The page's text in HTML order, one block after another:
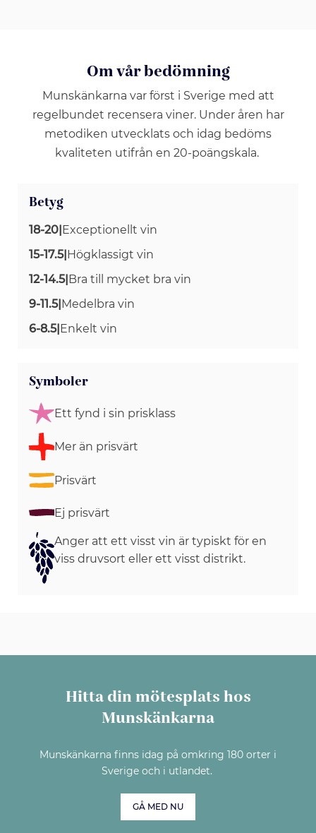
Om vår bedömning
Munskänkarna var först i Sverige med att
regelbundet recensera viner. Under åren har
metodiken utvecklats och idag bedöms
kvaliteten utifrån en 20-poängskala.
Betyg
18-20 Exceptionellt vin
15-17.5| Högklassigt vin
12-14.5| Bra till mycket bra vin
9-11.5| Medelbra vin
6-8.5| Enkelt vin
Symboler
Ett fynd i sin prisklass
Mer än prisvärt
Prisvärt
Ej prisvärt
Anger att ett visst vin är typiskt för en
viss druvsort eller ett visst distrikt.
Hitta din mötesplats hos
Munskänkarna
Munskänkarna finns idag på omkring 180 orter i
Sverige och i utlandet.
GÅ MED NU